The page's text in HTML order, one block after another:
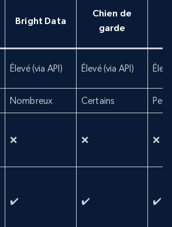
Bright Data
Chien de
garde
Élevé (via API) Élevé (via API)
Nombreux Certains Peu
❌ ❌ ❌
✔️ ✔️ ✔️